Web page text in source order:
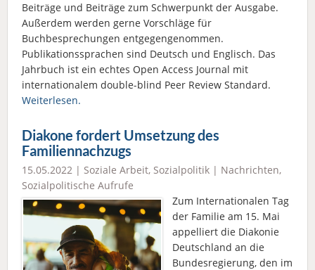
Beiträge und Beiträge zum Schwerpunkt der Ausgabe.
Außerdem werden gerne Vorschläge für
Buchbesprechungen entgegengenommen.
Publikationssprachen sind Deutsch und Englisch. Das
Jahrbuch ist ein echtes Open Access Journal mit
internationalem double-blind Peer Review Standard.
Weiterlesen.
Diakone fordert Umsetzung des
Familiennachzugs
15.05.2022 | Soziale Arbeit, Sozialpolitik | Nachrichten,
Sozialpolitische Aufrufe
Zum Internationalen Tag
der Familie am 15. Mai
appelliert die Diakonie
Deutschland an die
Bundesregierung, den im